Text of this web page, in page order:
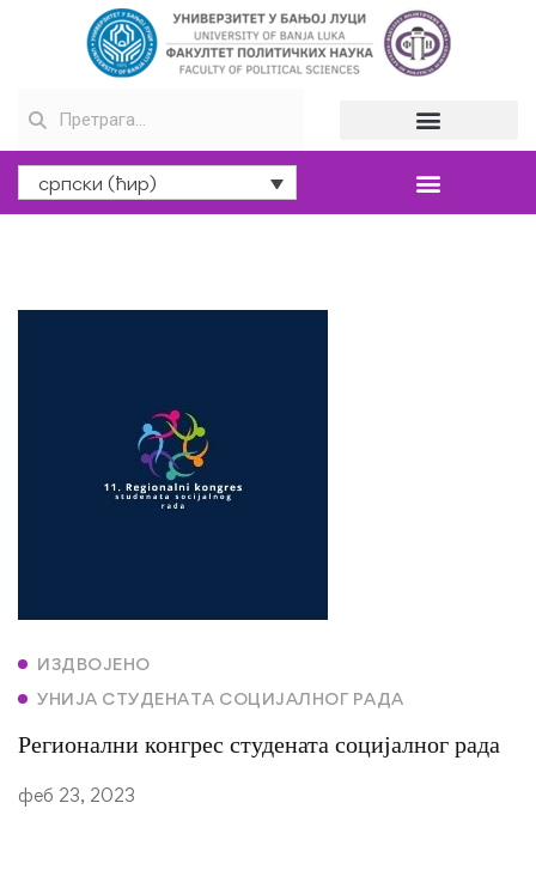
српски (ћир)
ИЗДВОЈЕНО
УНИЈА СТУДЕНАТА СОЦИЈАЛНОГ РАДА
Регионални конгрес студената социјалног рада
феб 23, 2023